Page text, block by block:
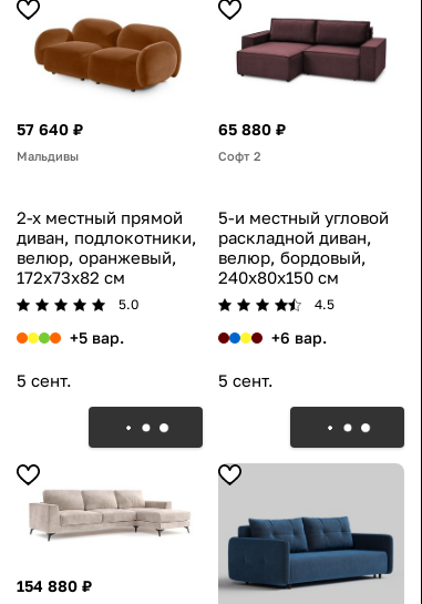
57 640 ₽
Мальдивы
2-х местный прямой
диван, подлокотники,
велюр, оранжевый,
172x73x82 см
5.0
+5 вар.
5 сент.
65 880 ₽
Софт 2
5-и местный угловой
раскладной диван,
велюр, бордовый,
240x80x150 см
4.5
+6 вар.
5 сент.
154 880 ₽